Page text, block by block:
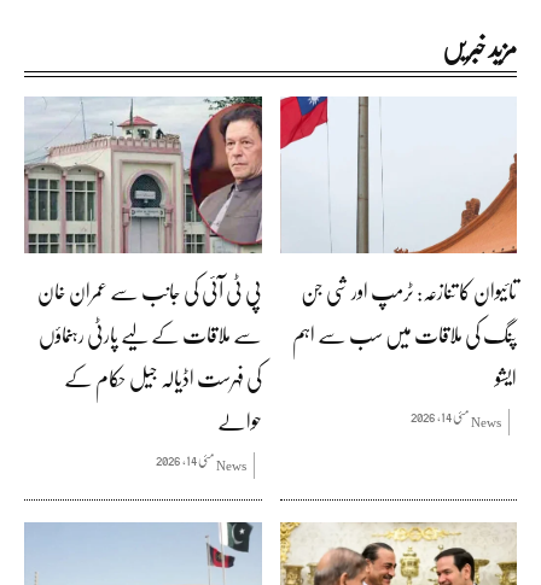
مزید خبریں
تائیوان کا تنازعہ: ٹرمپ اور شی جن
پنگ کی ملاقات میں سب سے اہم
ایشو
Newsمئی 14, 2026
پی ٹی آئی کی جانب سے عمران خان
سے ملاقات کے لیے پارٹی رہنماؤں
کی فہرست اڈیالہ جیل حکام کے
حوالے
Newsمئی 14, 2026